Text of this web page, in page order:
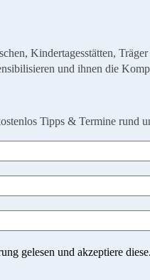
Kindertagesstätten,
und ihnen die
Tipps & Termine rund
gelesen und akzeptiere diese.